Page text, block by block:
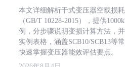
本文详细解析干式变压器空载损
（GB/T 10228-2015），提供
例，分步骤说明变损计算方法，
实例表格，涵盖SCB10/SCB13等
快速掌握变压器能效评估要点。